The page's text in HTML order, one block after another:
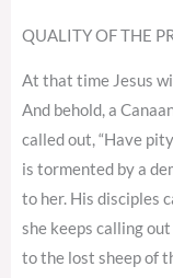
QUALITY OF THE
At that time Jesus
And behold, a
called out, “Have
is tormented by a
to her. His disciples
she keeps calling
to the lost sheep of